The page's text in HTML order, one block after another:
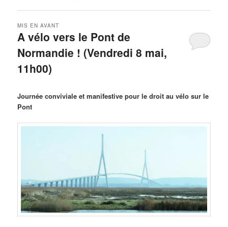
A vélo vers le Pont de
Normandie ! (Vendredi 8 mai,
11h00)
MIS EN AVANT
Journée conviviale et manifestive pour le droit au vélo sur le
Pont